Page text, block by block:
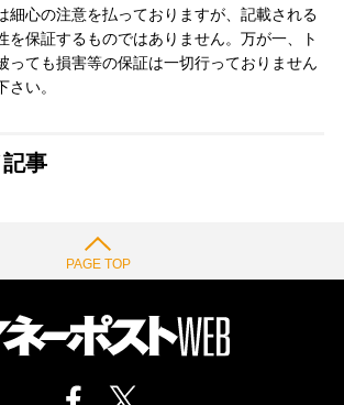
細心の注意を払っておりますが、記載される
を保証するものではありません。万が一、ト
っても損害等の保証は一切行っておりません
い。
事
PAGE TOP